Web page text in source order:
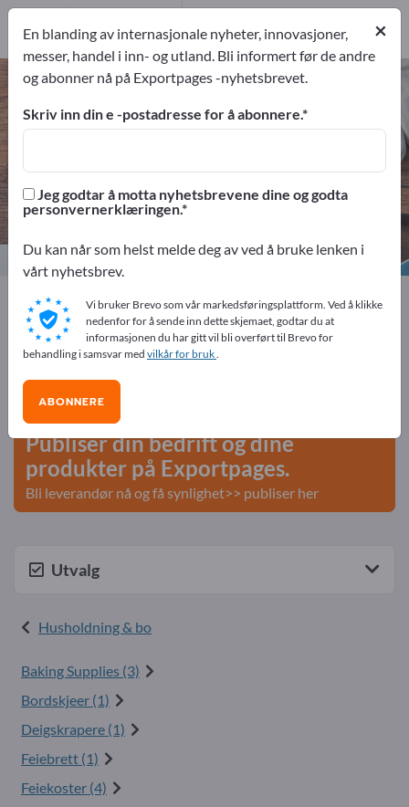
Husholdningsartikler – finn
produsenter og leverandører
Distributører
Produsent46
Distributører
Exportpages Husholdning & bo Husholdningsartikler
Annonser gratis på Exportpages!
Behov – Tilbud – Brukte varer – Forretningskontakter >>
start her
Publiser din bedrift og dine
produkter på Exportpages.
Bli leverandør nå og få synlighet>> publiser her
Utvalg
Husholdning & bo
Baking Supplies (3)
Bordskjeer (1)
Deigskrapere (1)
Feiebrett (1)
Feiekoster (4)
×
En blanding av internasjonale nyheter, innovasjoner,
messer, handel i inn- og utland. Bli informert før de andre
og abonner nå på Exportpages -nyhetsbrevet.
Skriv inn din e -postadresse for å abonnere.
Jeg godtar å motta nyhetsbrevene dine og godta
personvernerklæringen.
Du kan når som helst melde deg av ved å bruke lenken i
vårt nyhetsbrev.
Vi bruker Brevo som vår markedsføringsplattform. Ved å klikke
nedenfor for å sende inn dette skjemaet, godtar du at
informasjonen du har gitt vil bli overført til Brevo for
behandling i samsvar med vilkår for bruk.
ABONNERE